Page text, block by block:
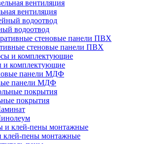
вентиляция
водоотвод
стеновые панели ПВХ
и комплектующие
панели МДФ
покрытия
клей-пены монтажные